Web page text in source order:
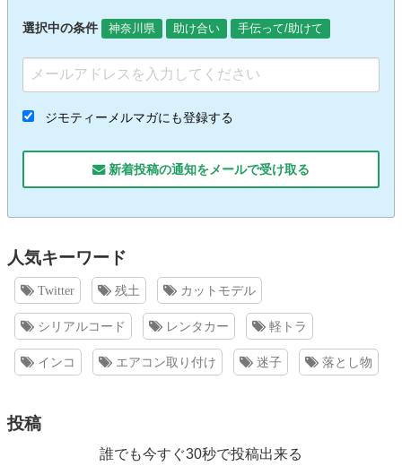
選択中の条件 神奈川県 助け合い 手伝って/助けて
ジモティーメルマガにも登録する
新着投稿の通知をメールで受け取る
人気キーワード
Twitter 残土 カットモデル
シリアルコード レンタカー 軽トラ
インコ エアコン取り付け 迷子 落とし物
投稿
誰でも今すぐ30秒で投稿出来る